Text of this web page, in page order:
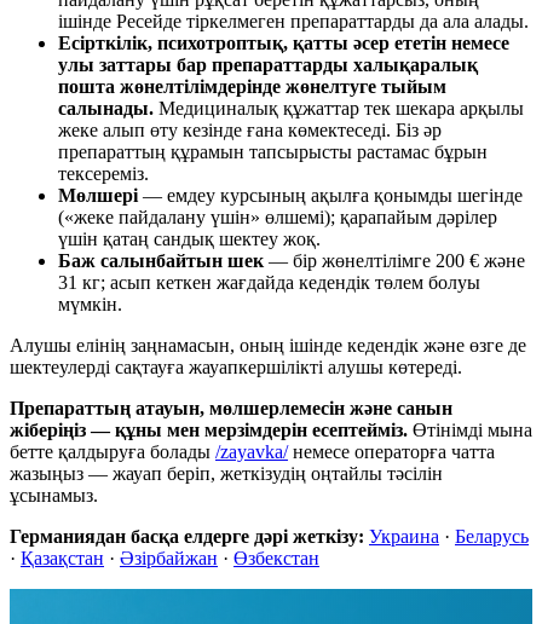
ішінде Ресейде тіркелмеген препараттарды да ала алады.
Есірткілік, психотроптық, қатты әсер ететін немесе
улы заттары бар препараттарды халықаралық
пошта жөнелтілімдерінде жөнелтуге тыйым
салынады. Медициналық құжаттар тек шекара арқылы
жеке алып өту кезінде ғана көмектеседі. Біз әр
препараттың құрамын тапсырысты растамас бұрын
тексереміз.
Мөлшері — емдеу курсының ақылға қонымды шегінде
(«жеке пайдалану үшін» өлшемі); қарапайым дәрілер
үшін қатаң сандық шектеу жоқ.
Баж салынбайтын шек — бір жөнелтілімге 200 € және
31 кг; асып кеткен жағдайда кедендік төлем болуы
мүмкін.
Алушы елінің заңнамасын, оның ішінде кедендік және өзге де
шектеулерді сақтауға жауапкершілікті алушы көтереді.
Препараттың атауын, мөлшерлемесін және санын
жіберіңіз — құны мен мерзімдерін есептейміз. Өтінімді мына
бетте қалдыруға болады /zayavka/немесе операторға чатта
жазыңыз — жауап беріп, жеткізудің оңтайлы тәсілін
ұсынамыз.
Германиядан басқа елдерге дәрі жеткізу: Украина · Беларусь
· Қазақстан · Әзірбайжан · Өзбекстан